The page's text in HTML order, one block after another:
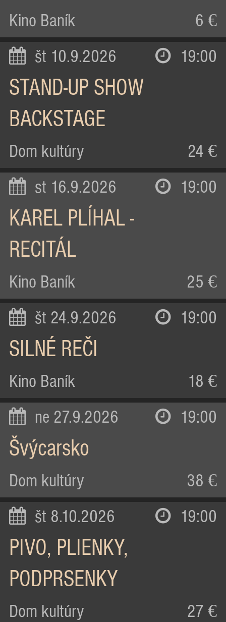
Kino Baník 6 €
št 10.9.2026 19:00
STAND-UP SHOW
BACKSTAGE
Dom kultúry 24 €
st 16.9.2026 19:00
KAREL PLÍHAL -
RECITÁL
Kino Baník 25 €
št 24.9.2026 19:00
SILNÉ REČI
Kino Baník 18 €
ne 27.9.2026 19:00
Švýcarsko
Dom kultúry 38 €
št 8.10.2026 19:00
PIVO, PLIENKY,
PODPRSENKY
Dom kultúry 27 €